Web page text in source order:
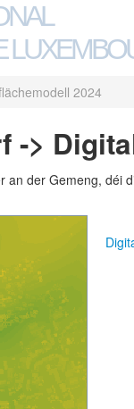
2024
->
an der Gemeng,